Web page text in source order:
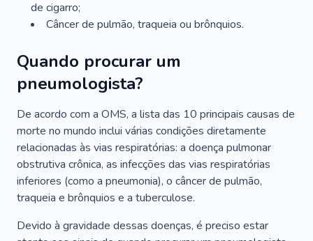
de cigarro;
Câncer de pulmão, traqueia ou brônquios.
Quando procurar um
pneumologista?
De acordo com a OMS, a lista das 10 principais causas de
morte no mundo inclui várias condições diretamente
relacionadas às vias respiratórias: a doença pulmonar
obstrutiva crônica, as infecções das vias respiratórias
inferiores (como a pneumonia), o câncer de pulmão,
traqueia e brônquios e a tuberculose.
Devido à gravidade dessas doenças, é preciso estar